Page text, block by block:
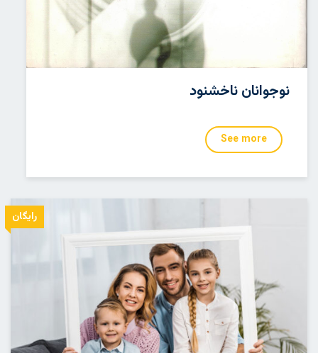
نوجوانان ناخشنود
See more
رایگان